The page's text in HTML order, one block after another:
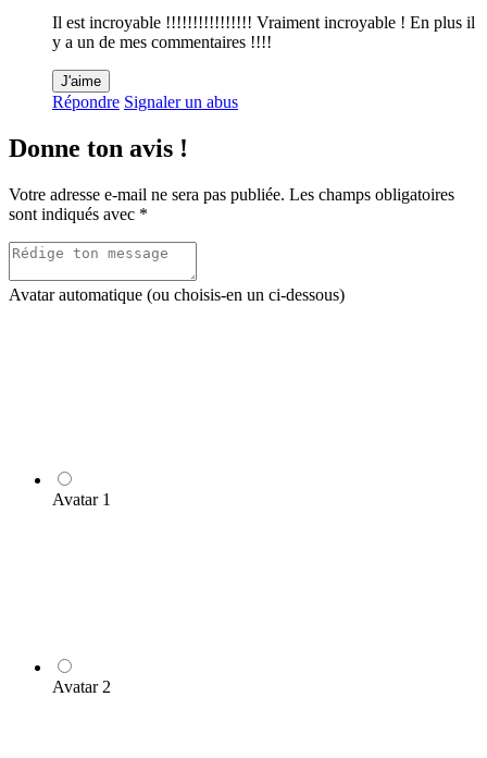
Il est incroyable !!!!!!!!!!!!!!!! Vraiment incroyable ! En plus il
y a un de mes commentaires !!!!
J'aime
Répondre Signaler un abus
Donne ton avis !
Votre adresse e-mail ne sera pas publiée. Les champs obligatoires
sont indiqués avec *
Avatar automatique (ou choisis-en un ci-dessous)
Avatar 1
Avatar 2